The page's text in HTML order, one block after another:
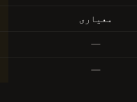
معیاری